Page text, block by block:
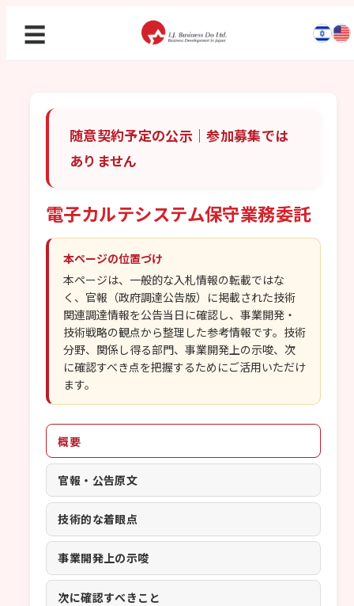
☰
随意契約予定の公示｜参加募集では
ありません
電子カルテシステム保守業務委託
本ページの位置づけ
本ページは、一般的な入札情報の転載ではな
く、官報（政府調達公告版）に掲載された技術
関連調達情報を公告当日に確認し、事業開発・
技術戦略の観点から整理した参考情報です。技術
分野、関係し得る部門、事業開発上の示唆、次
に確認すべき点を把握するためにご活用いただけ
ます。
概要
官報・公告原文
技術的な着眼点
事業開発上の示唆
次に確認すべきこと